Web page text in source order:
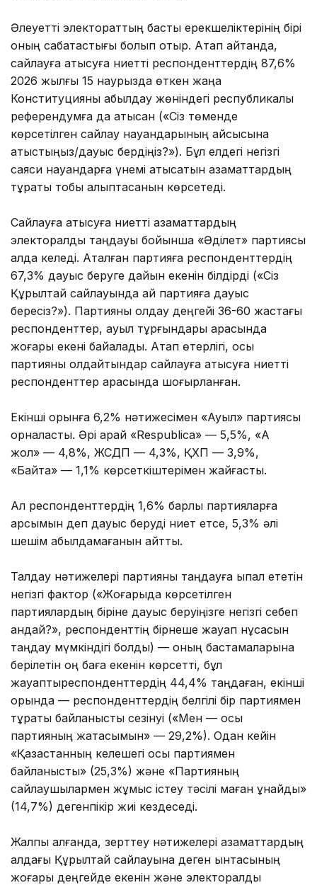
Әлеуетті электораттың басты ерекшеліктерінің бірі
оның сабақтастығы болып отыр. Атап айтқанда,
сайлауға қатысуға ниетті респонденттердің 87,6%
2026 жылғы 15 наурызда өткен жаңа
Конституцияны қабылдау жөніндегі республикалық
референдумға да қатысқан («Сіз төменде
көрсетілген сайлау науқандарының қайсысына
қатыстыңыз/дауыс бердіңіз?»). Бұл елдегі негізгі
саяси науқандарға үнемі қатысатын азаматтардың
тұрақты тобы қалыптасқанын көрсетеді.
Сайлауға қатысуға ниетті азаматтардың
электоралдық таңдауы бойынша «Әділет» партиясы
алда келеді. Аталған партияға респонденттердің
67,3% дауыс беруге дайын екенін білдірді («Сіз
Құрылтай сайлауында қай партияға дауыс
бересіз?»). Партияны қолдау деңгейі 36-60 жастағы
респонденттер, ауыл тұрғындары арасында
жоғары екені байқалады. Атап өтерлігі, осы
партияны қолдайтындар сайлауға қатысуға ниетті
респонденттер арасында шоғырланған.
Екінші орынға 6,2% нәтижесімен «Ауыл» партиясы
орналасты. Әрі қарай «Respublica» — 5,5%, «Ақ
жол» — 4,8%, ЖСДП — 4,3%, ҚХП — 3,9%,
«Байтақ» — 1,1% көрсеткіштерімен жайғасты.
Ал респонденттердің 1,6% барлық партияларға
қарсымын деп дауыс беруді ниет етсе, 5,3% әлі
шешім қабылдамағанын айтты.
Талдау нәтижелері партияны таңдауға ықпал ететін
негізгі фактор («Жоғарыда көрсетілген
партиялардың біріне дауыс беруіңізге негізгі себеп
қандай?», респонденттің бірнеше жауап нұсқасын
таңдау мүмкіндігі болды) — оның бастамаларына
берілетін оң баға екенін көрсетті, бұл
жауаптыреспонденттердің 44,4% таңдаған, екінші
орында — респонденттердің белгілі бір партиямен
тұрақты байланысты сезінуі («Мен — осы
партияның жақтасымын» — 29,2%). Одан кейін
«Қазақстанның келешегі осы партиямен
байланысты» (25,3%) және «Партияның
сайлаушылармен жұмыс істеу тәсілі маған ұнайды»
(14,7%) дегенпікір жиі кездеседі.
Жалпы алғанда, зерттеу нәтижелері азаматтардың
алдағы Құрылтай сайлауына деген ынтасының
жоғары деңгейде екенін және электоралдық